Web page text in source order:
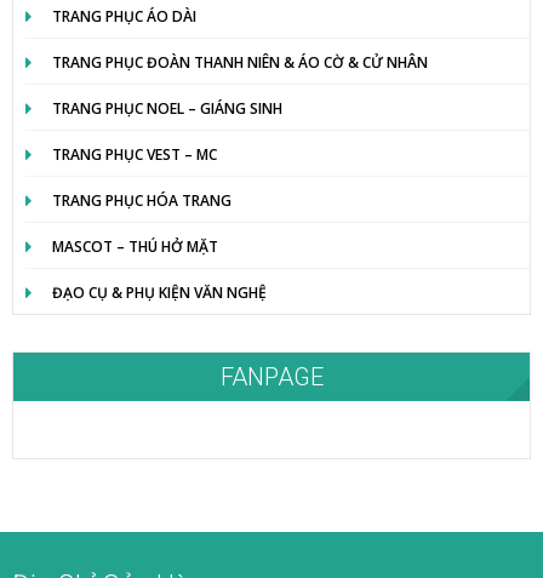
TRANG PHỤC ÁO DÀI
TRANG PHỤC ĐOÀN THANH NIÊN & ÁO CỜ & CỬ NHÂN
TRANG PHỤC NOEL – GIÁNG SINH
TRANG PHỤC VEST – MC
TRANG PHỤC HÓA TRANG
MASCOT – THÚ HỞ MẶT
ĐẠO CỤ & PHỤ KIỆN VĂN NGHỆ
FANPAGE